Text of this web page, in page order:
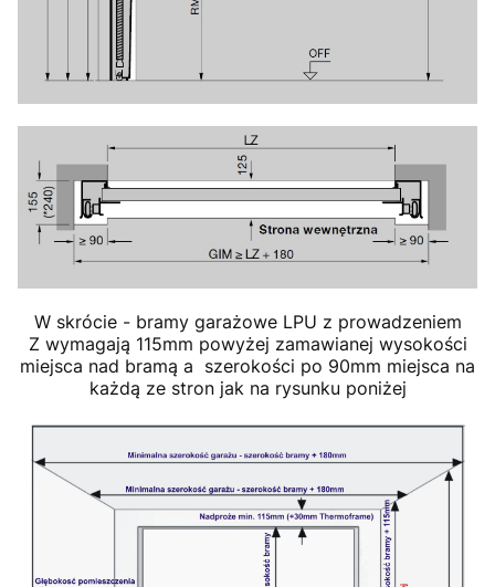
W skrócie - bramy garażowe LPU z prowadzeniem
Z wymagają 115mm powyżej zamawianej wysokości
miejsca nad bramą a szerokości po 90mm miejsca na
każdą ze stron jak na rysunku poniżej